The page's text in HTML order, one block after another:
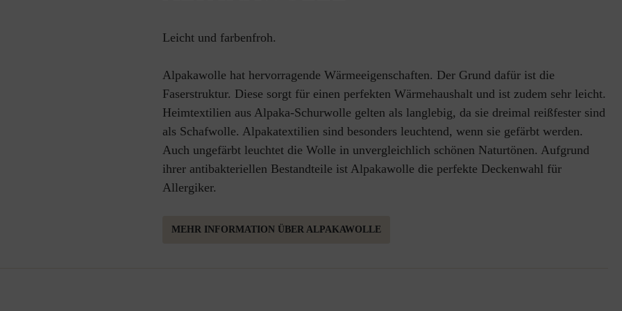
Leicht und farbenfroh.
Alpakawolle hat hervorragende Wärmeeigenschaften. Der Grund dafür ist die
Faserstruktur. Diese sorgt für einen perfekten Wärmehaushalt und ist zudem sehr leicht.
Heimtextilien aus Alpaka-Schurwolle gelten als langlebig, da sie dreimal reißfester sind
als Schafwolle. Alpakatextilien sind besonders leuchtend, wenn sie gefärbt werden.
Auch ungefärbt leuchtet die Wolle in unvergleichlich schönen Naturtönen. Aufgrund
ihrer antibakteriellen Bestandteile ist Alpakawolle die perfekte Deckenwahl für
Allergiker.
MEHR INFORMATION ÜBER ALPAKAWOLLE